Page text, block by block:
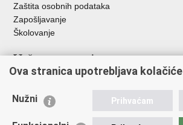
Zaštita osobnih podataka
Zapošljavanje
Školovanje
Važne poveznice
Ministarstvo unutarnjih poslova
Udruge
Ova stranica upotrebljava kolačiće
Nužni Prihvaćam